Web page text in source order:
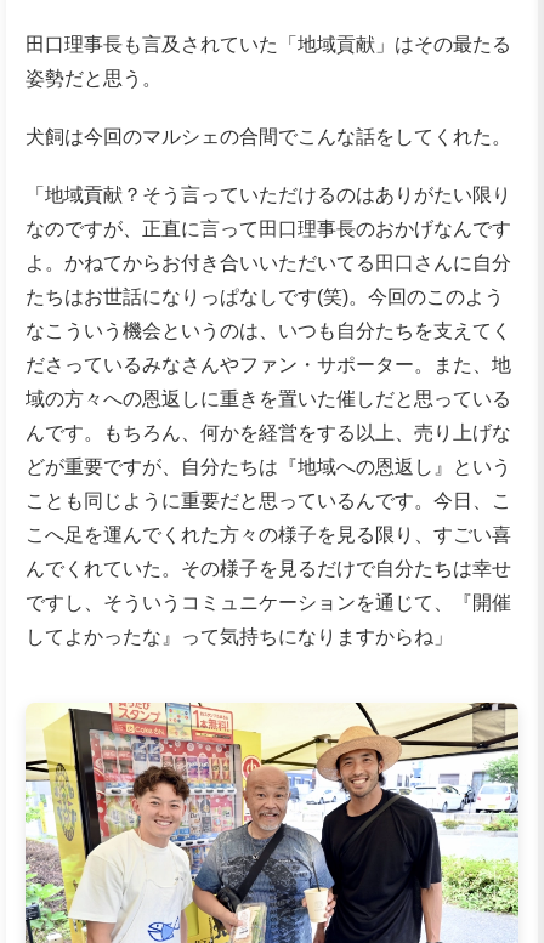
田口理事長も言及されていた「地域貢献」はその最たる
姿勢だと思う。
犬飼は今回のマルシェの合間でこんな話をしてくれた。
「地域貢献？そう言っていただけるのはありがたい限り
なのですが、正直に言って田口理事長のおかげなんです
よ。かねてからお付き合いいただいてる田口さんに自分
たちはお世話になりっぱなしです(笑)。今回のこのよう
なこういう機会というのは、いつも自分たちを支えてく
ださっているみなさんやファン・サポーター。また、地
域の方々への恩返しに重きを置いた催しだと思っている
んです。もちろん、何かを経営をする以上、売り上げな
どが重要ですが、自分たちは『地域への恩返し』という
ことも同じように重要だと思っているんです。今日、こ
こへ足を運んでくれた方々の様子を見る限り、すごい喜
んでくれていた。その様子を見るだけで自分たちは幸せ
ですし、そういうコミュニケーションを通じて、『開催
してよかったな』って気持ちになりますからね」